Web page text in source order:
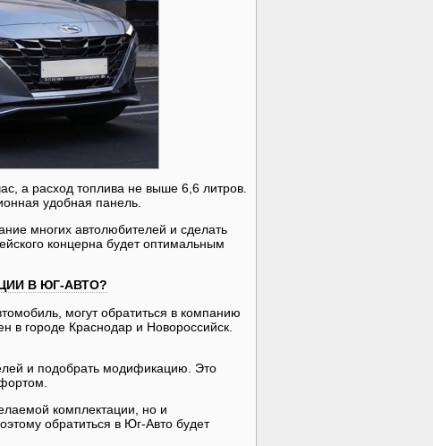
а расход топлива не выше 6,6 литров.
удобная панель.
многих автолюбителей и сделать
концерна будет оптимальным
В ЮГ-АВТО?
могут обратиться в компанию
городе Краснодар и Новороссийск.
и подобрать модификацию. Это
комплектации, но и
обратиться в Юг-Авто будет